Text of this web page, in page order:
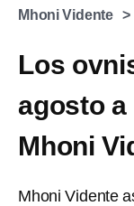
Mhoni Vidente
Los
agosto
Mhoni
Mhoni Vidente